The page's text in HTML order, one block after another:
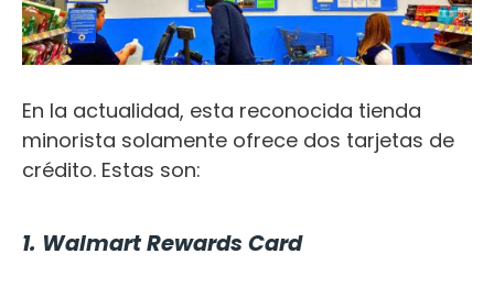
En la actualidad, esta reconocida tienda
minorista solamente ofrece dos tarjetas de
crédito. Estas son:
1. Walmart Rewards Card